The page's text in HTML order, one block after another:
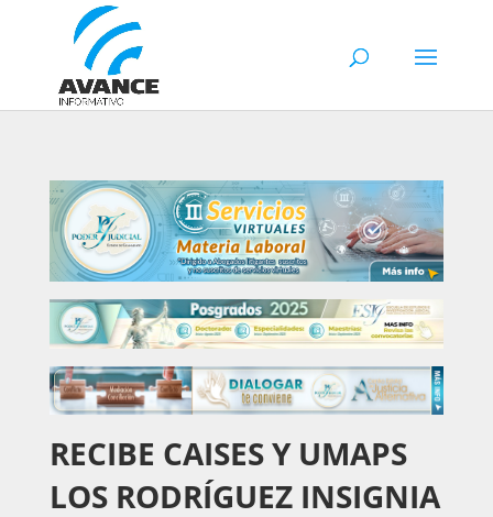
RECIBE CAISES Y UMAPS
LOS RODRÍGUEZ INSIGNIA